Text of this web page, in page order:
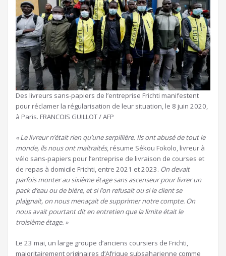
Des livreurs sans-papiers de l’entreprise Frichti manifestent
pour réclamer la régularisation de leur situation, le 8 juin 2020,
à Paris. FRANCOIS GUILLOT / AFP
« Le livreur n’était rien qu’une serpillière. Ils ont abusé de tout le
monde, ils nous ont maltraités, résume Sékou Fokolo, livreur à
vélo sans-papiers pour l’entreprise de livraison de courses et
de repas à domicile Frichti, entre 2021 et 2023. On devait
parfois monter au sixième étage sans ascenseur pour livrer un
pack d’eau ou de bière, et si l’on refusait ou si le client se
plaignait, on nous menaçait de supprimer notre compte. On
nous avait pourtant dit en entretien que la limite était le
troisième étage. »
Le 23 mai, un large groupe d’anciens coursiers de Frichti,
majoritairement originaires d’Afrique subsaharienne comme